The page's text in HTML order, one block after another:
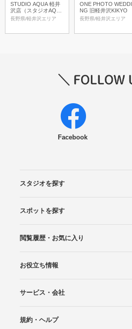
STUDIO AQUA 軽井
沢店（スタジオAQU
A）
長野県/軽井沢エリア
ONE PHOTO WEDDI
NG 旧軽井沢KIKYO
長野県/軽井沢エリア
Facebook
スタジオを探す
エリアから探す
こだわりから探す
NEW PHOTO STYLE
プランから探す
フォトタイプ診断
フォトグラファーから探す
国内リゾートから探す
スポットを探す
ロケーションから探す
スタジオから探す
閲覧履歴・お気に入り
閲覧スタジオ
お気に入り
お役立ち情報
Wedding Photo マガジン
はじめてガイド
サービス・会社
Photoraitとは
スタジオの掲載について
お問い合わせ
運営会社
サイトマップ
規約・ヘルプ